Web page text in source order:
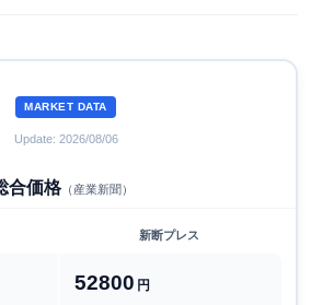
MARKET DATA
Update: 2026/08/06
合価格（産業新聞）
新断プレス
52800 円